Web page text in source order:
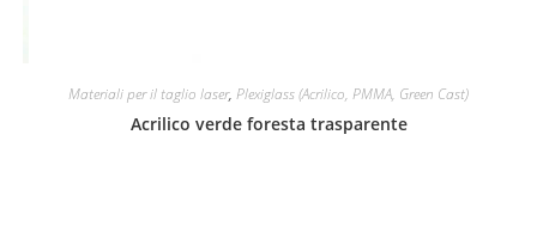
Materiali per il taglio laser, Plexiglass (Acrilico, PMMA, Green Cast)
Acrilico verde foresta trasparente